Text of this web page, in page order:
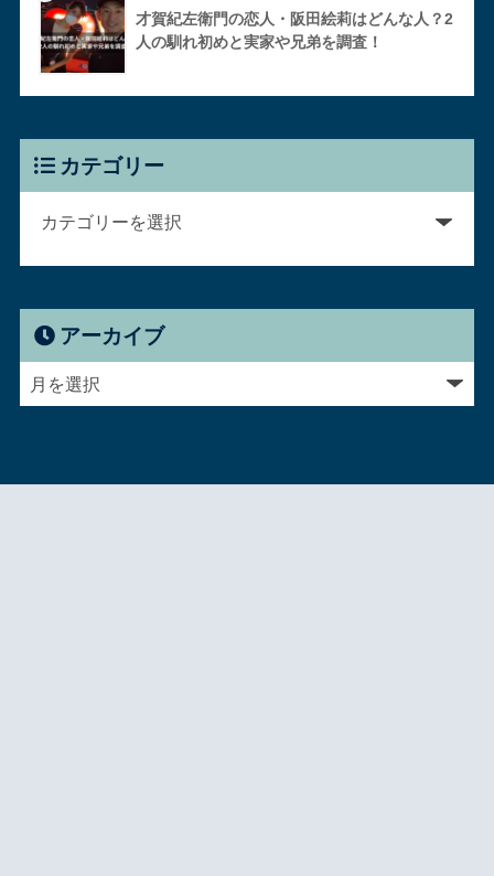
才賀紀左衛門の恋人・阪田絵莉はどんな人？2
人の馴れ初めと実家や兄弟を調査！
カテゴリー
アーカイブ